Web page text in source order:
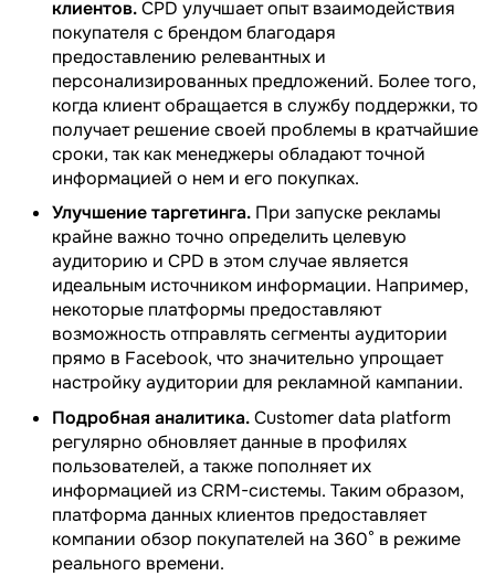
клиентов.CPD улучшает опыт взаимодействия
покупателя с брендом благодаря
предоставлению релевантных и
персонализированных предложений. Более того,
когда клиент обращается в службу поддержки, то
получает решение своей проблемы в кратчайшие
сроки, так как менеджеры обладают точной
информацией о нем и его покупках.
Улучшение таргетинга. При запуске рекламы
крайне важно точно определить целевую
аудиторию и CPD в этом случае является
идеальным источником информации. Например,
некоторые платформы предоставляют
возможность отправлять сегменты аудитории
прямо в Facebook, что значительно упрощает
настройку аудитории для рекламной кампании.
Подробная аналитика.Customer data platform
регулярно обновляет данные в профилях
пользователей, а также пополняет их
информацией из CRM-системы. Таким образом,
платформа данных клиентов предоставляет
компании обзор покупателей на 360° в режиме
реального времени.